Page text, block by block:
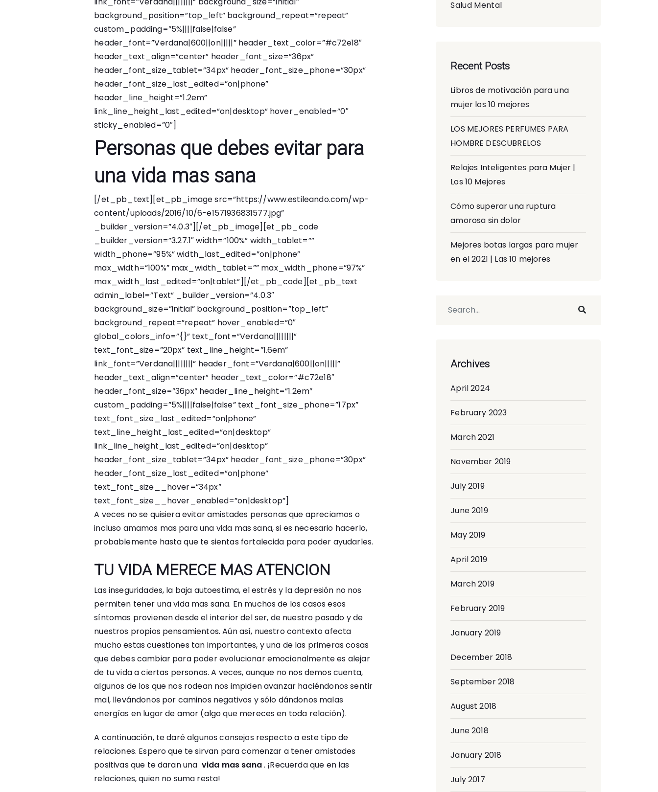
background_position=”top_left” background_repeat=”repeat”
custom_padding=”5%||||false|false”
header_font=”Verdana|600||on|||||” header_text_color=”#c72e18″
header_text_align=”center” header_font_size=”36px”
header_font_size_tablet=”34px” header_font_size_phone=”30px”
header_font_size_last_edited=”on|phone”
header_line_height=”1.2em”
link_line_height_last_edited=”on|desktop” hover_enabled=”0″
sticky_enabled=”0″]
Personas que debes evitar para
una vida mas sana
[/et_pb_text][et_pb_image src=”https://www.estileando.com/wp-
content/uploads/2016/10/6-e1571936831577.jpg”
_builder_version=”4.0.3″][/et_pb_image][et_pb_code
_builder_version=”3.27.1″ width=”100%” width_tablet=””
width_phone=”95%” width_last_edited=”on|phone”
max_width=”100%” max_width_tablet=”” max_width_phone=”97%”
max_width_last_edited=”on|tablet”] [/et_pb_code][et_pb_text
admin_label=”Text” _builder_version=”4.0.3″
background_size=”initial” background_position=”top_left”
background_repeat=”repeat” hover_enabled=”0″
global_colors_info=”{}” text_font=”Verdana||||||||”
text_font_size=”20px” text_line_height=”1.6em”
link_font=”Verdana||||||||” header_font=”Verdana|600||on|||||”
header_text_align=”center” header_text_color=”#c72e18″
header_font_size=”36px” header_line_height=”1.2em”
custom_padding=”5%||||false|false” text_font_size_phone=”17px”
text_font_size_last_edited=”on|phone”
text_line_height_last_edited=”on|desktop”
link_line_height_last_edited=”on|desktop”
header_font_size_tablet=”34px” header_font_size_phone=”30px”
header_font_size_last_edited=”on|phone”
text_font_size__hover=”34px”
text_font_size__hover_enabled=”on|desktop”]
A veces no se quisiera evitar amistades personas que apreciamos o
incluso amamos mas para una vida mas sana, si es necesario hacerlo,
probablemente hasta que te sientas fortalecida para poder ayudarles.
TU VIDA MERECE MAS ATENCION
Las inseguridades, la baja autoestima, el estrés y la depresión no nos
permiten tener una vida mas sana. En muchos de los casos esos
síntomas provienen desde el interior del ser, de nuestro pasado y de
nuestros propios pensamientos. Aún así, nuestro contexto afecta
mucho estas cuestiones tan importantes, y una de las primeras cosas
que debes cambiar para poder evolucionar emocionalmente es alejar
de tu vida a ciertas personas. A veces, aunque no nos demos cuenta,
algunos de los que nos rodean nos impiden avanzar haciéndonos sentir
mal, llevándonos por caminos negativos y sólo dándonos malas
energías en lugar de amor (algo que mereces en toda relación).
A continuación, te daré algunos consejos respecto a este tipo de
relaciones. Espero que te sirvan para comenzar a tener amistades
positivas que te daran una vida mas sana. ¡Recuerda que en las
relaciones, quien no suma resta!
Salud Mental
Recent Posts
Libros de motivación para una
mujer los 10 mejores
LOS MEJORES PERFUMES PARA
HOMBRE DESCUBRELOS
Relojes Inteligentes para Mujer |
Los 10 Mejores
Cómo superar una ruptura
amorosa sin dolor
Mejores botas largas para mujer
en el 2021 | Las 10 mejores
Archives
April 2024
February 2023
March 2021
November 2019
July 2019
June 2019
May 2019
April 2019
March 2019
February 2019
January 2019
December 2018
September 2018
August 2018
June 2018
January 2018
July 2017